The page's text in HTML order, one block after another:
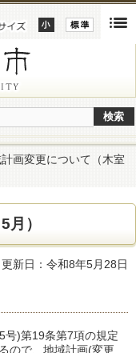
画変更について（木室
）
更新日：令和8年5月28日
号)第19条第7項の規定
ので、 地域計画(変更